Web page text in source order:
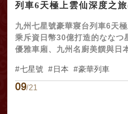
列車6天極上雲仙深度之
九州七星號豪華寢台列車6天
乘斥資日幣30億打造的ななつ
優雅車廂、九州名廚美饌與日
七星號 日本 豪華列車
09/21